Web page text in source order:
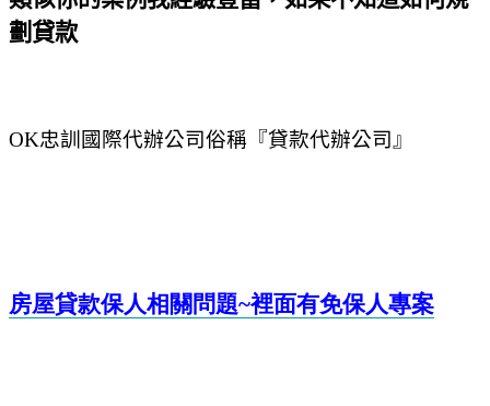
劃貸款
OK忠訓國際代辦公司俗稱『貸款代辦公司』
房屋貸款保人相關問題~裡面有免保人專案